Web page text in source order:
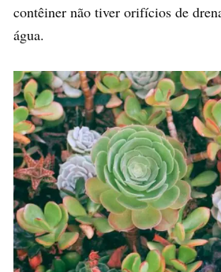
contêiner não tiver orifícios de
água.